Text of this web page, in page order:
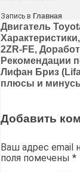
Запись в Главная
Навигация
по
записям
Двигатель
2ZR-FE,
Рекомендации
Лифан Бриз
плюсы и
Добавить
Ваш адрес email
поля помечены *